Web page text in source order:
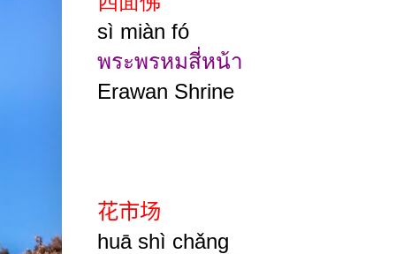
sì miàn fó
พระพรหมสี่หน้า
Erawan Shrine
花市场
huā shì chǎng